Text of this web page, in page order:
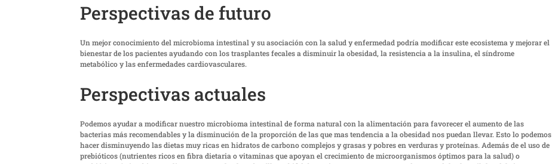
Perspectivas de futuro
Un mejor conocimiento del microbioma intestinal y su asociación con la salud y enfermedad podría modificar este ecosistema y mejorar el
bienestar de los pacientes ayudando con los trasplantes fecales a disminuir la obesidad, la resistencia a la insulina, el síndrome
metabólico y las enfermedades cardiovasculares.
Perspectivas actuales
Podemos ayudar a modificar nuestro microbioma intestinal de forma natural con la alimentación para favorecer el aumento de las
bacterias más recomendables y la disminución de la proporción de las que mas tendencia a la obesidad nos puedan llevar. Esto lo podemos
hacer disminuyendo las dietas muy ricas en hidratos de carbono complejos y grasas y pobres en verduras y proteínas. Además de el uso de
prebióticos (nutrientes ricos en fibra dietaria o vitaminas que apoyan el crecimiento de microorganismos óptimos para la salud) o